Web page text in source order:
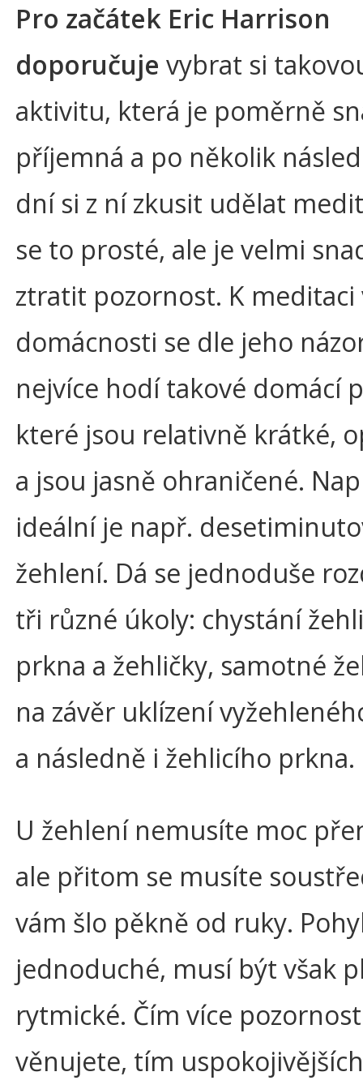
Pro začátek Eric Harrison
doporučuje vybrat si
aktivitu, která je poměrně
příjemná a po několik
dní si z ní zkusit udělat
se to prosté, ale je velmi
ztratit pozornost. K meditaci
domácnosti se dle jeho
nejvíce hodí takové domácí
které jsou relativně krátké,
a jsou jasně ohraničené.
ideální je např.
žehlení. Dá se jednoduše
tři různé úkoly: chystání
prkna a žehličky, samotné
na závěr uklízení
a následně i žehlicího prkna.
U žehlení nemusíte moc
ale přitom se musíte
vám šlo pěkně od ruky.
jednoduché, musí být však
rytmické. Čím více
věnujete, tím uspokojivějších